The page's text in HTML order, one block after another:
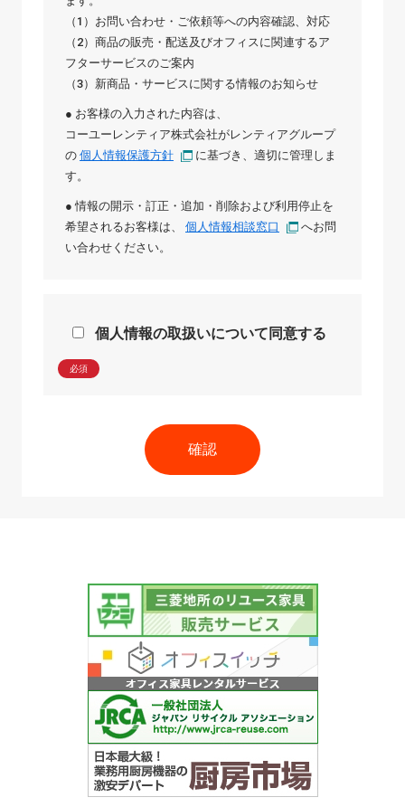
（1）お問い合わせ・ご依頼等への内容確認、対応
（2）商品の販売・配送及びオフィスに関連するア
フターサービスのご案内
（3）新商品・サービスに関する情報のお知らせ
● お客様の入力された内容は、
コーユーレンティア株式会社がレンティアグループ
の 個人情報保護方針
に基づき、適切に管理しま
す。
● 情報の開示・訂正・追加・削除および利用停止を
希望されるお客様は、 個人情報相談窓口
へお問
い合わせください。
個人情報の取扱いについて同意する
必須